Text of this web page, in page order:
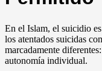
En el Islam, el suicidio
los atentados suicidas
marcadamente
autonomía individual.